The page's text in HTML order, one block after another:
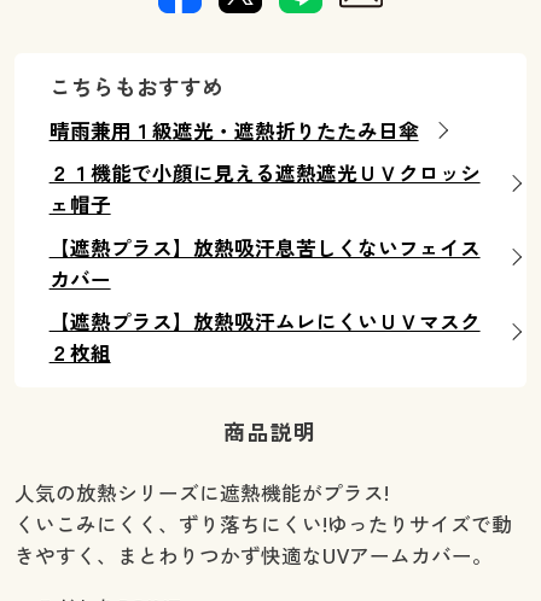
こちらもおすすめ
晴雨兼用１級遮光・遮熱折りたたみ日傘
２１機能で小顔に見える遮熱遮光ＵＶクロッシ
ェ帽子
【遮熱プラス】放熱吸汗息苦しくないフェイス
カバー
【遮熱プラス】放熱吸汗ムレにくいＵＶマスク
２枚組
商品説明
人気の放熱シリーズに遮熱機能がプラス!
くいこみにくく、ずり落ちにくい!ゆったりサイズで動
きやすく、まとわりつかず快適なUVアームカバー。